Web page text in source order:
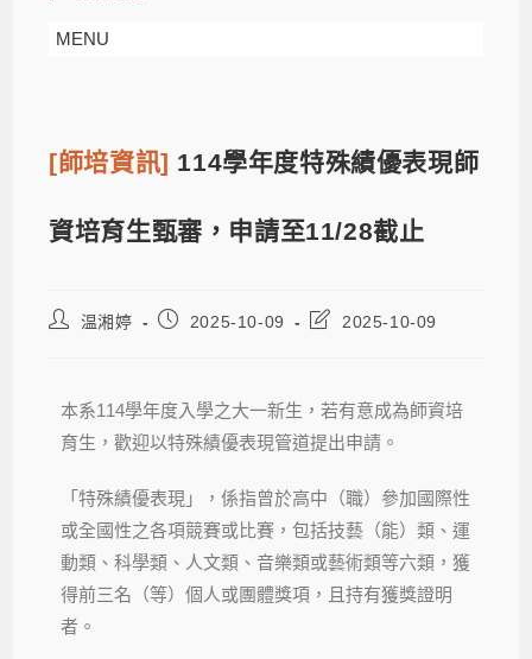
MENU
[師培資訊] 114學年度特殊績優表現師
資培育生甄審，申請至11/28截止
温湘婷 2025-10-09 2025-10-09
本系114學年度入學之大一新生，若有意成為師資培
育生，歡迎以特殊績優表現管道提出申請。
「特殊績優表現」，係指曾於高中（職）參加國際性
或全國性之各項競賽或比賽，包括技藝（能）類、運
動類、科學類、人文類、音樂類或藝術類等六類，獲
得前三名（等）個人或團體獎項，且持有獲獎證明
者。